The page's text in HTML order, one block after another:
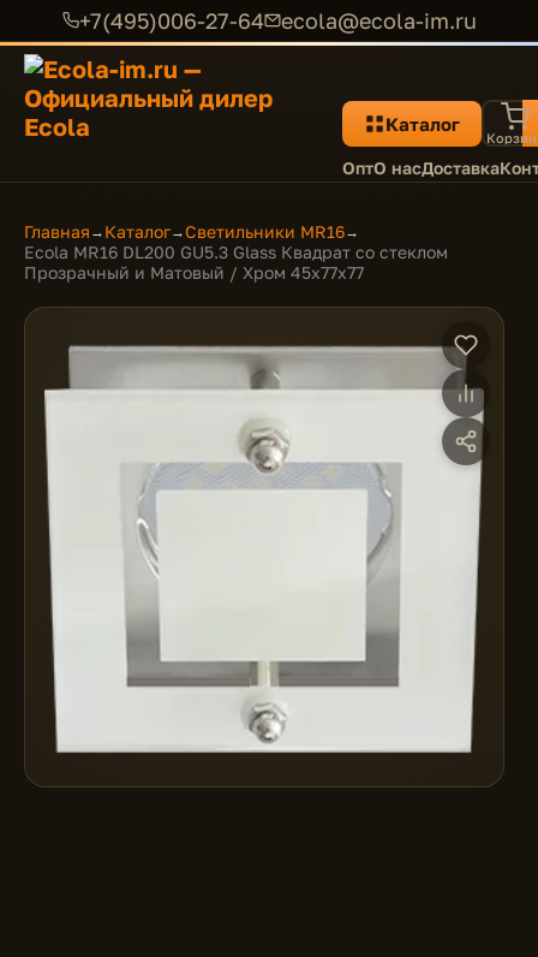
+7(495)006-27-64 ecola@ecola-im.ru
Каталог
ОптО насДоставка
Главная → Каталог→Светильники MR16→
Ecola MR16 DL200 GU5.3 Glass Квадрат со стеклом
Прозрачный и Матовый / Хром 45x77x77